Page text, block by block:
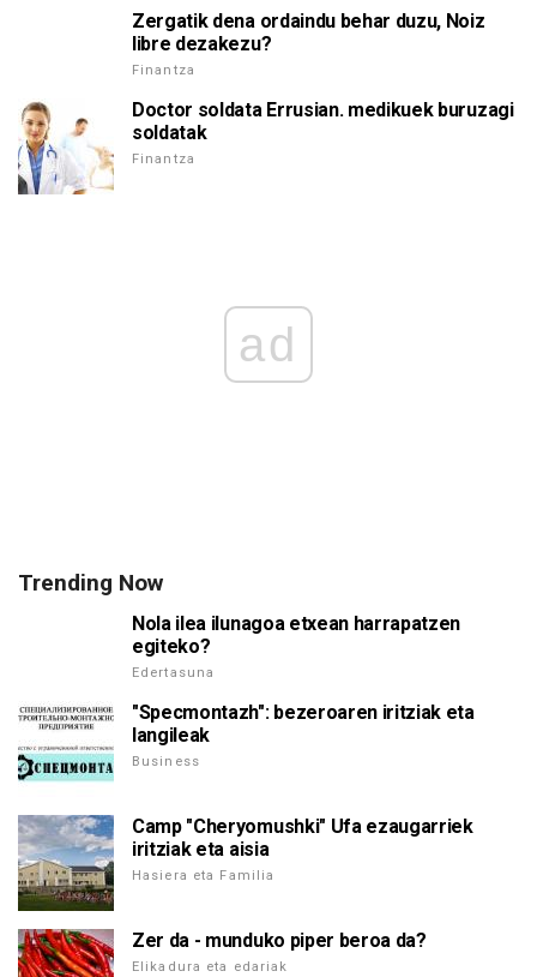
Zergatik dena ordaindu behar duzu, Noiz
libre dezakezu?
Finantza
Doctor soldata Errusian. medikuek buruzagi
soldatak
Finantza
ad
Trending Now
Nola ilea ilunagoa etxean harrapatzen
egiteko?
Edertasuna
"Specmontazh": bezeroaren iritziak eta
langileak
Business
Camp "Cheryomushki" Ufa ezaugarriek
iritziak eta aisia
Hasiera eta Familia
Zer da - munduko piper beroa da?
Elikadura eta edariak